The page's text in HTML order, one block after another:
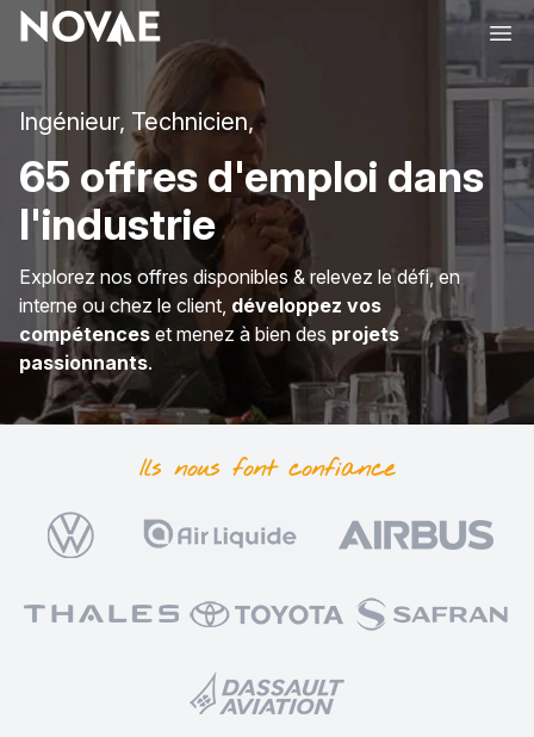
Ingénieur, Technicien,
65 offres d'emploi dans
l'industrie
Explorez nos offres disponibles & relevez le défi, en
interne ou chez le client, développez vos
compétences et menez à bien des projets
passionnants.
Ils nous fontconfiance